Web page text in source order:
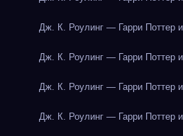
Дж. К. Роулинг — Гарри Поттер
Дж. К. Роулинг — Гарри Поттер
Дж. К. Роулинг — Гарри Поттер
Дж. К. Роулинг — Гарри Поттер